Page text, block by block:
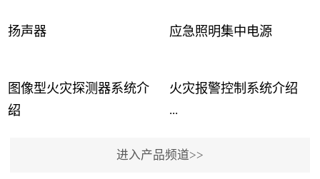
扬声器 应急照明集中电源
图像型火灾探测器系统介
绍
...
火灾报警控制系统介绍
...
进入产品频道>>